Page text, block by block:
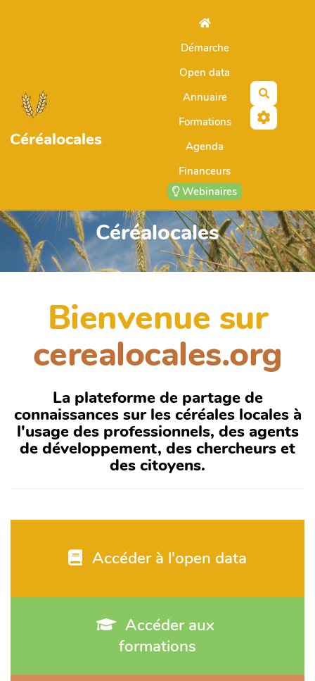
Céréalocales
Démarche
Open data
Annuaire
Formations
Agenda
Financeurs
Webinaires
Céréalocales
Bienvenue sur
cerealocales.org
La plateforme de partage de
connaissances sur les céréales locales à
l'usage des professionnels, des agents
de développement, des chercheurs et
des citoyens.
Accéder à l'open data
Accéder aux
formations